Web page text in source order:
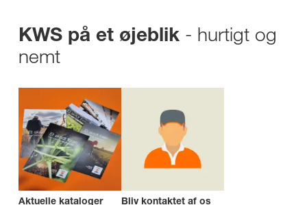
KWS på et øjeblik - hurtigt og
nemt
Aktuelle kataloger Bliv kontaktet af os